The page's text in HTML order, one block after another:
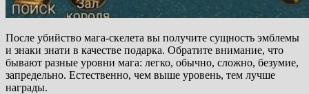
После убийство мага-скелета вы получите сущность эмблемы
и знаки знати в качестве подарка. Обратите внимание, что
бывают разные уровни мага: легко, обычно, сложно, безумие,
запредельно. Естественно, чем выше уровень, тем лучше
награды.